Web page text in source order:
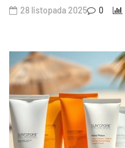
28 listopada 2025 0